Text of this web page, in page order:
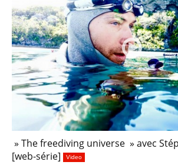
» The freediving universe » avec
[web-série]
Video